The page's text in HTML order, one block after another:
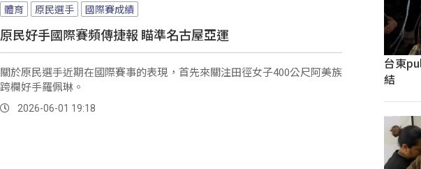
體育 原民選手 國際賽成績
原民好手國際賽頻傳捷報 瞄準名古屋亞運
關於原民選手近期在國際賽事的表現，首先來關注田徑女子400公尺阿美族
跨欄好手羅佩琳。
2026-06-01 19:18
台東
結